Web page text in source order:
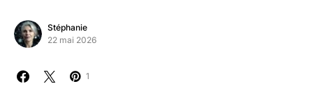
Stéphanie
22 mai 2026
1